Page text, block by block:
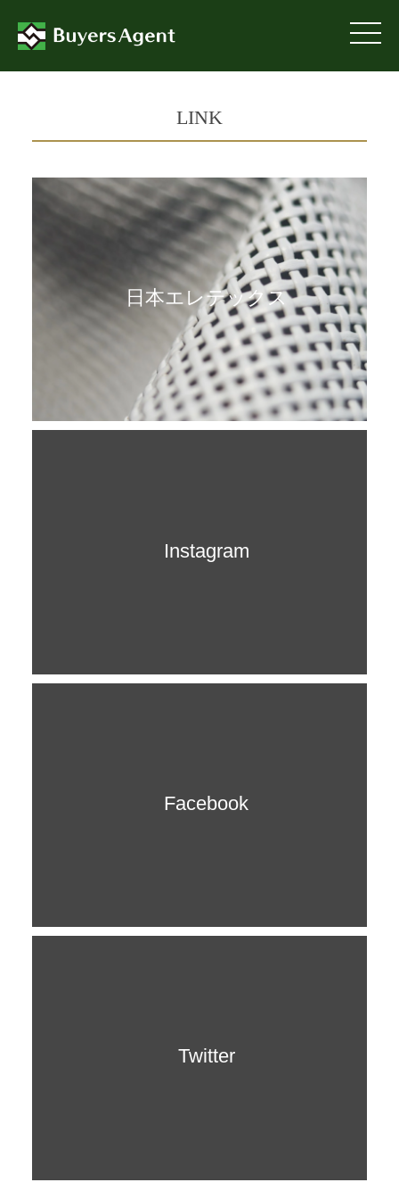
PRODUCT
YOUTUBE
SHOP
ABOUT US
LINK
CONTACT
SITEMAP
LINK
日本エレテックス
Instagram
Facebook
Twitter